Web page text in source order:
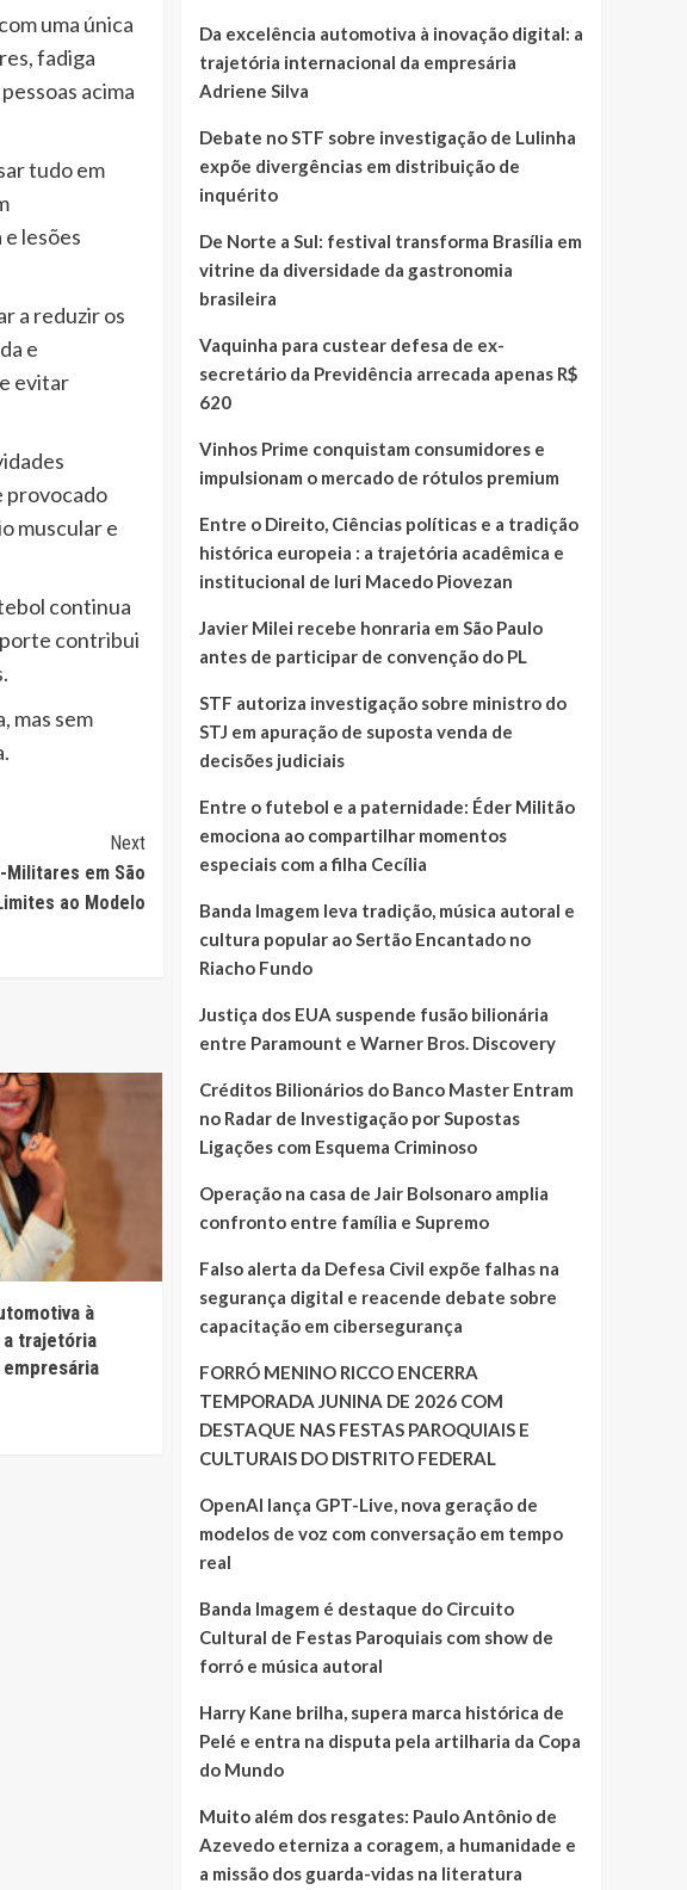
uma única
fadiga
acima
tudo em
lesões
a reduzir os
e
evitar
provocado
muscular e
continua
contribui
mas sem
Next
Militares em São
ao Modelo
à
a trajetória
Da excelência automotiva à inovação digital: a
trajetória internacional da empresária
Adriene Silva
Debate no STF sobre investigação de Lulinha
expõe divergências em distribuição de
inquérito
De Norte a Sul: festival transforma Brasília em
vitrine da diversidade da gastronomia
brasileira
Vaquinha para custear defesa de ex-
secretário da Previdência arrecada apenas R$
620
Vinhos Prime conquistam consumidores e
impulsionam o mercado de rótulos premium
Entre o Direito, Ciências políticas e a tradição
histórica europeia : a trajetória acadêmica e
institucional de Iuri Macedo Piovezan
Javier Milei recebe honraria em São Paulo
antes de participar de convenção do PL
STF autoriza investigação sobre ministro do
STJ em apuração de suposta venda de
decisões judiciais
Entre o futebol e a paternidade: Éder Militão
emociona ao compartilhar momentos
especiais com a filha Cecília
Banda Imagem leva tradição, música autoral e
cultura popular ao Sertão Encantado no
Riacho Fundo
Justiça dos EUA suspende fusão bilionária
entre Paramount e Warner Bros. Discovery
Créditos Bilionários do Banco Master Entram
no Radar de Investigação por Supostas
Ligações com Esquema Criminoso
Operação na casa de Jair Bolsonaro amplia
confronto entre família e Supremo
Falso alerta da Defesa Civil expõe falhas na
segurança digital e reacende debate sobre
capacitação em cibersegurança
FORRÓ MENINO RICCO ENCERRA
TEMPORADA JUNINA DE 2026 COM
DESTAQUE NAS FESTAS PAROQUIAIS E
CULTURAIS DO DISTRITO FEDERAL
OpenAI lança GPT-Live, nova geração de
modelos de voz com conversação em tempo
real
Banda Imagem é destaque do Circuito
Cultural de Festas Paroquiais com show de
forró e música autoral
Harry Kane brilha, supera marca histórica de
Pelé e entra na disputa pela artilharia da Copa
do Mundo
Muito além dos resgates: Paulo Antônio de
Azevedo eterniza a coragem, a humanidade e
a missão dos guarda-vidas na literatura